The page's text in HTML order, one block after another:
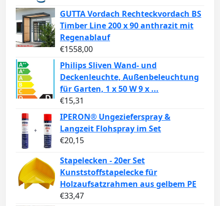
GUTTA Vordach Rechteckvordach BS
Timber Line 200 x 90 anthrazit mit
Regenablauf
€1558,00
Philips Sliven Wand- und
Deckenleuchte, Außenbeleuchtung
für Garten, 1 x 50 W 9 x ...
€15,31
IPERON® Ungezieferspray &
Langzeit Flohspray im Set
€20,15
Stapelecken - 20er Set
Kunststoffstapelecke für
Holzaufsatzrahmen aus gelbem PE
€33,47